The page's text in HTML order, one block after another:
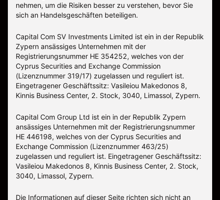
nehmen, um die Risiken besser zu verstehen, bevor Sie
sich an Handelsgeschäften beteiligen.
Capital Com SV Investments Limited ist ein in der Republik
Zypern ansässiges Unternehmen mit der
Registrierungsnummer HE 354252, welches von der
Cyprus Securities and Exchange Commission
(Lizenznummer 319/17) zugelassen und reguliert ist.
Eingetragener Geschäftssitz: Vasileiou Makedonos 8,
Kinnis Business Center, 2. Stock, 3040, Limassol, Zypern.
Capital Com Group Ltd ist ein in der Republik Zypern
ansässiges Unternehmen mit der Registrierungsnummer
ΗΕ 446198, welches von der Cyprus Securities and
Exchange Commission (Lizenznummer 463/25)
zugelassen und reguliert ist. Eingetragener Geschäftssitz:
Vasileiou Makedonos 8, Kinnis Business Center, 2. Stock,
3040, Limassol, Zypern.
Die Informationen auf dieser Seite richten sich nicht an